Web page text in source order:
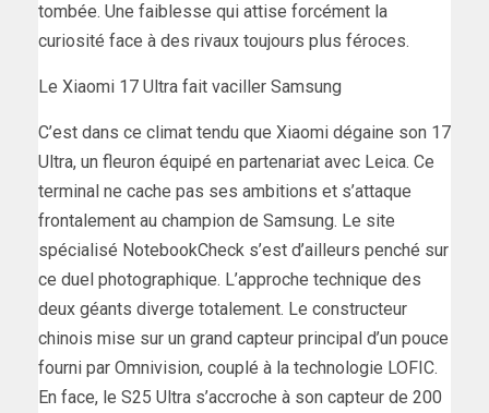
tombée. Une faiblesse qui attise forcément la
curiosité face à des rivaux toujours plus féroces.
Le Xiaomi 17 Ultra fait vaciller Samsung
C’est dans ce climat tendu que Xiaomi dégaine son 17
Ultra, un fleuron équipé en partenariat avec Leica. Ce
terminal ne cache pas ses ambitions et s’attaque
frontalement au champion de Samsung. Le site
spécialisé NotebookCheck s’est d’ailleurs penché sur
ce duel photographique. L’approche technique des
deux géants diverge totalement. Le constructeur
chinois mise sur un grand capteur principal d’un pouce
fourni par Omnivision, couplé à la technologie LOFIC.
En face, le S25 Ultra s’accroche à son capteur de 200